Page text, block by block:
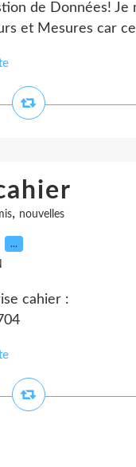
de Données! Je
et Mesures car
, nouvelles
…
cahier :